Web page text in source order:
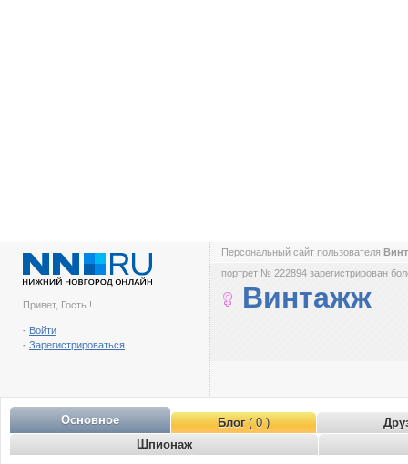
Привет, Гость !
- Войти
- Зарегистрироваться
Персональный сайт пользователя
портрет № 222894 зарегистрирован
Винтажж
Основное Блог( 0 )
Шпионаж